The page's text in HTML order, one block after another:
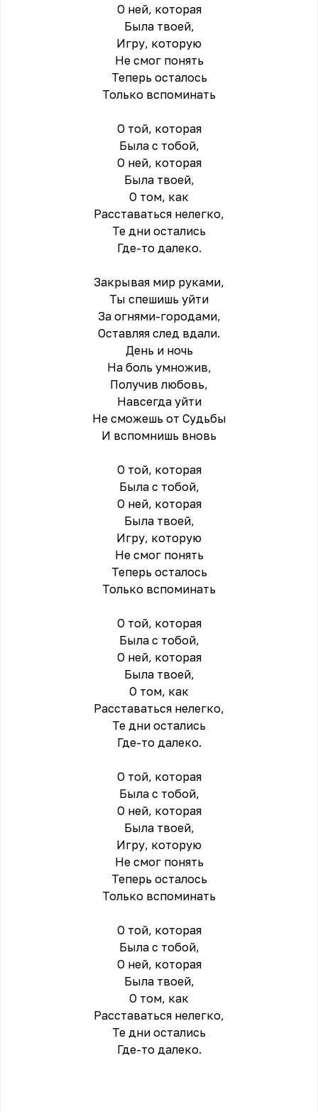
О ней, которая
Была твоей,
Игру, которую
Не смог понять
Теперь осталось
Только вспоминать
О той, которая
Была с тобой,
О ней, которая
Была твоей,
О том, как
Расставаться нелегко,
Те дни остались
Где-то далеко.
Закрывая мир руками,
Ты спешишь уйти
За огнями-городами,
Оставляя след вдали.
День и ночь
На боль умножив,
Получив любовь,
Навсегда уйти
Не сможешь от Судьбы
И вспомнишь вновь
О той, которая
Была с тобой,
О ней, которая
Была твоей,
Игру, которую
Не смог понять
Теперь осталось
Только вспоминать
О той, которая
Была с тобой,
О ней, которая
Была твоей,
О том, как
Расставаться нелегко,
Те дни остались
Где-то далеко.
О той, которая
Была с тобой,
О ней, которая
Была твоей,
Игру, которую
Не смог понять
Теперь осталось
Только вспоминать
О той, которая
Была с тобой,
О ней, которая
Была твоей,
О том, как
Расставаться нелегко,
Те дни остались
Где-то далеко.